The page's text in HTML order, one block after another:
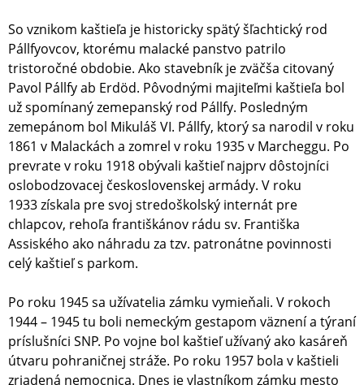
So vznikom kaštieľa je historicky spätý šľachtický rod
Pállfyovcov, ktorému malacké panstvo patrilo
tristoročné obdobie. Ako stavebník je zväčša citovaný
Pavol Pállfy ab Erdöd. Pôvodnými majiteľmi kaštieľa bol
už spomínaný zemepanský rod Pállfy. Posledným
zemepánom bol Mikuláš VI. Pállfy, ktorý sa narodil v roku
1861 v Malackách a zomrel v roku 1935 v Marcheggu. Po
prevrate v roku 1918 obývali kaštieľ najprv dôstojníci
oslobodzovacej československej armády. V roku
1933 získala pre svoj stredoškolský internát pre
chlapcov, rehoľa františkánov rádu sv. Františka
Assiského ako náhradu za tzv. patronátne povinnosti
celý kaštieľ s parkom.
Po roku 1945 sa užívatelia zámku vymieňali. V rokoch
1944 – 1945 tu boli nemeckým gestapom väznení a týraní
príslušníci SNP. Po vojne bol kaštieľ užívaný ako kasáreň
útvaru pohraničnej stráže. Po roku 1957 bola v kaštieli
zriadená nemocnica. Dnes je vlastníkom zámku mesto